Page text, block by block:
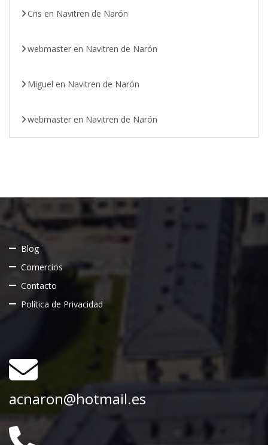
Cris en Navitren de Narón
webmaster en Navitren de Narón
Miguel en Navitren de Narón
webmaster en Navitren de Narón
Blog
Comercios
Contacto
Política de Privacidad
acnaron@hotmail.es